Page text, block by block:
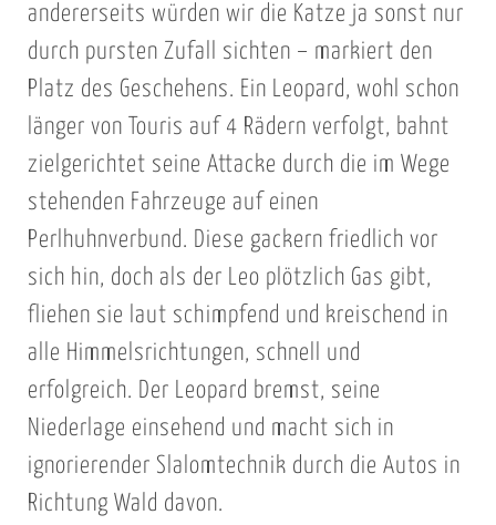
andererseits würden wir die Katze ja sonst nur
durch pursten Zufall sichten – markiert den
Platz des Geschehens. Ein Leopard, wohl schon
länger von Touris auf 4 Rädern verfolgt, bahnt
zielgerichtet seine Attacke durch die im Wege
stehenden Fahrzeuge auf einen
Perlhuhnverbund. Diese gackern friedlich vor
sich hin, doch als der Leo plötzlich Gas gibt,
fliehen sie laut schimpfend und kreischend in
alle Himmelsrichtungen, schnell und
erfolgreich. Der Leopard bremst, seine
Niederlage einsehend und macht sich in
ignorierender Slalomtechnik durch die Autos in
Richtung Wald davon.